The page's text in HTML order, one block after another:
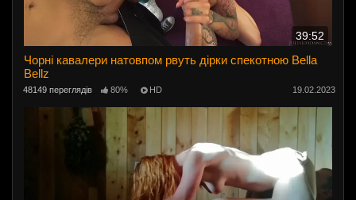
39:52
Чорні кавалери натовпом рвуть дірки спекотною Bella
Bellz
48149 переглядів 80% HD 19.02.2023